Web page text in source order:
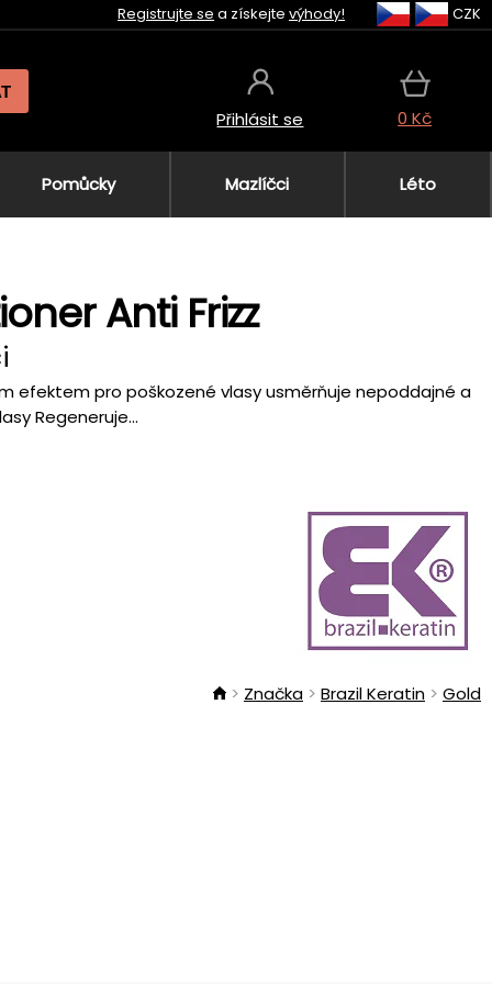
Registrujte se a získejte výhody! CZK
Přihlásit se 0 Kč
Pomůcky Mazlíčci Léto
Anti Frizz
efektem pro poškozené vlasy usměrňuje nepoddajné a
Regeneruje...
Značka Brazil Keratin Gold